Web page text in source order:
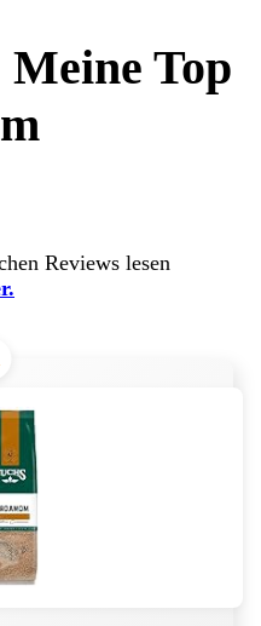
Top
Reviews lesen